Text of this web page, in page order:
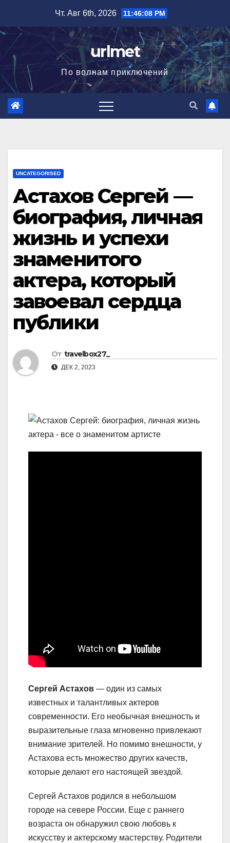
содержимому
Чт. Авг 6th, 2026 11:46:09 PM
urlmet
По волнам приключений
UNCATEGORISED
Астахов Сергей —
биография, личная
жизнь и успехи
знаменитого
актера, который
завоевал сердца
публики
От travelbox27_
ДЕК 2, 2023
Сергей Астахов — один из самых
известных и талантливых актеров
современности. Его необычная внешность и
выразительные глаза мгновенно привлекают
внимание зрителей. Но помимо внешности, у
Астахова есть множество других качеств,
которые делают его настоящей звездой.
Сергей Астахов родился в небольшом
городе на севере России. Еще с раннего
возраста он обнаружил свою любовь к
искусству и актерскому мастерству. Родители